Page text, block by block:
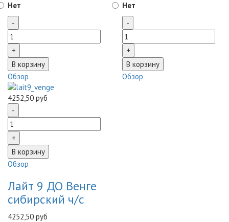
Нет
Обзор
Нет
Обзор
4252,50 руб
Обзор
Лайт 9 ДО Венге
сибирский ч/с
4252,50 руб